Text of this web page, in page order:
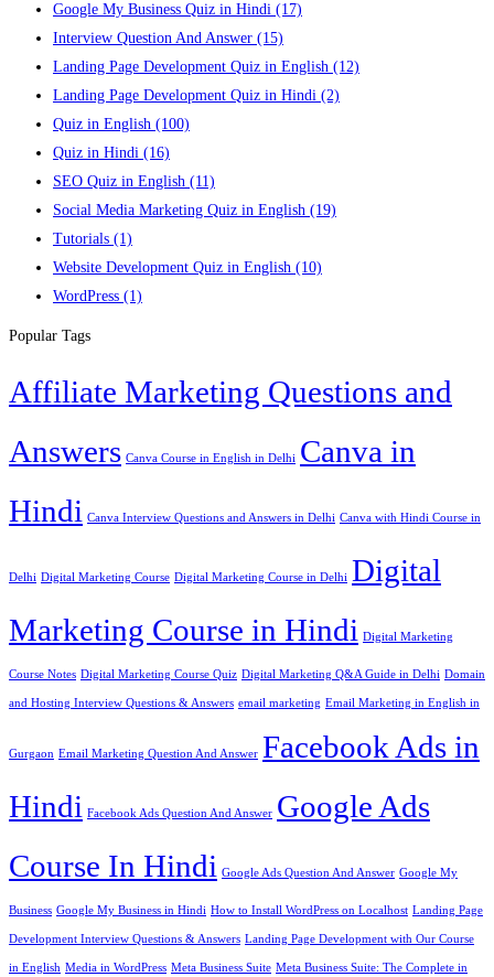
Google My Business Quiz in Hindi (17)
Interview Question And Answer (15)
Landing Page Development Quiz in English (12)
Landing Page Development Quiz in Hindi (2)
Quiz in English (100)
Quiz in Hindi (16)
SEO Quiz in English (11)
Social Media Marketing Quiz in English (19)
Tutorials (1)
Website Development Quiz in English (10)
WordPress (1)
Popular Tags
Affiliate Marketing Questions and
Answers Canva Course in English in Delhi Canva in
Hindi Canva Interview Questions and Answers in Delhi Canva with Hindi Course in
Delhi Digital Marketing Course Digital Marketing Course in Delhi Digital
Marketing Course in Hindi Digital Marketing
Course Notes Digital Marketing Course Quiz Digital Marketing Q&A Guide in Delhi Domain
and Hosting Interview Questions & Answers email marketing Email Marketing in English in
Gurgaon Email Marketing Question And Answer Facebook Ads in
Hindi Facebook Ads Question And Answer Google Ads
Course In Hindi Google Ads Question And Answer Google My
Business Google My Business in Hindi How to Install WordPress on Localhost Landing Page
Development Interview Questions & Answers Landing Page Development with Our Course
in English Media in WordPress Meta Business Suite Meta Business Suite: The Complete in